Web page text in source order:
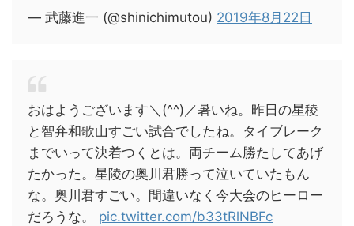
— 武藤進一 (@shinichimutou) 2019年8月22日
おはようございます＼(^^)／暑いね。昨日の星稜
と智弁和歌山すごい試合でしたね。タイブレーク
までいって決着つくとは。両チーム勝たしてあげ
たかった。星陵の奥川君勝って泣いていたもん
な。奥川君すごい。間違いなく今大会のヒーロー
だろうな。 pic.twitter.com/b33tRlNBFc